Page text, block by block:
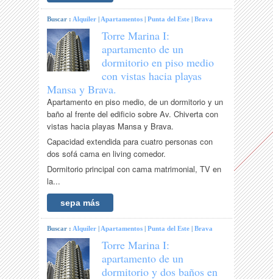
Buscar : Alquiler | Apartamentos |Punta del Este |Brava
Torre Marina I:
apartamento de un
dormitorio en piso medio
con vistas hacia playas
Mansa y Brava.
Apartamento en piso medio, de un dormitorio y un
baño al frente del edificio sobre Av. Chiverta con
vistas hacia playas Mansa y Brava.
Capacidad extendida para cuatro personas con
dos sofá cama en living comedor.
Dormitorio principal con cama matrimonial, TV en
la...
sepa más
Buscar : Alquiler | Apartamentos |Punta del Este |Brava
Torre Marina I:
apartamento de un
dormitorio y dos baños en